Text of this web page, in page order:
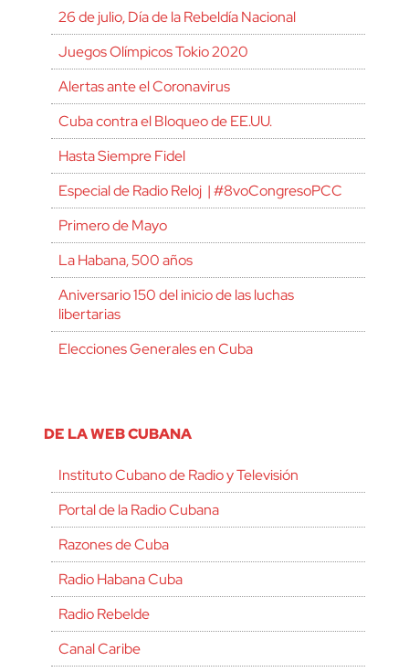
26 de julio, Día de la Rebeldía Nacional
Juegos Olímpicos Tokio 2020
Alertas ante el Coronavirus
Cuba contra el Bloqueo de EE.UU.
Hasta Siempre Fidel
Especial de Radio Reloj | #8voCongresoPCC
Primero de Mayo
La Habana, 500 años
Aniversario 150 del inicio de las luchas
libertarias
Elecciones Generales en Cuba
DE LA WEB CUBANA
Instituto Cubano de Radio y Televisión
Portal de la Radio Cubana
Razones de Cuba
Radio Habana Cuba
Radio Rebelde
Canal Caribe